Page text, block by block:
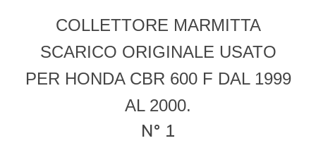
COLLETTORE MARMITTA
SCARICO ORIGINALE USATO
PER HONDA CBR 600 F DAL 1999
AL 2000.
N° 1